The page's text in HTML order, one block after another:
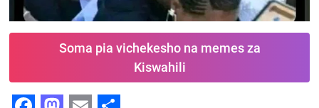
Soma pia vichekesho na memes za
Kiswahili